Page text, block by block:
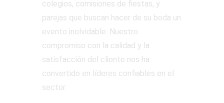
colegios, comisiones de fiestas, y
parejas que buscan hacer de su boda un
evento inolvidable. Nuestro
compromiso con la calidad y la
satisfacción del cliente nos ha
convertido en líderes confiables en el
sector.